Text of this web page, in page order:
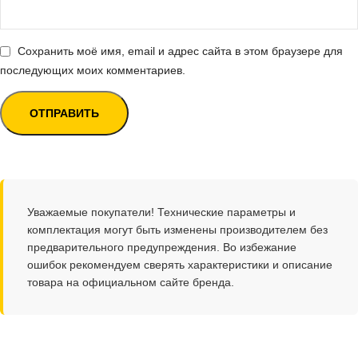
Сохранить моё имя, email и адрес сайта в этом браузере для
последующих моих комментариев.
Уважаемые покупатели! Технические параметры и
комплектация могут быть изменены производителем без
предварительного предупреждения. Во избежание
ошибок рекомендуем сверять характеристики и описание
товара на официальном сайте бренда.